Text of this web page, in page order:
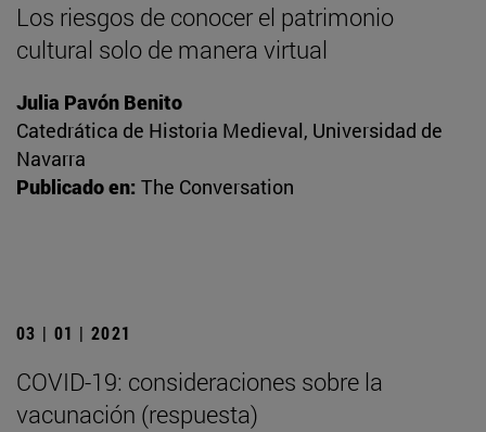
Los riesgos de conocer el patrimonio
cultural solo de manera virtual
Julia Pavón Benito
Catedrática de Historia Medieval, Universidad de
Navarra
Publicado en: The Conversation
03 | 01 | 2021
COVID-19: consideraciones sobre la
vacunación (respuesta)